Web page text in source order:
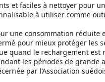
et faciles à nettoyer pour
à utiliser comme
une consommation réduite
pour mieux protéger les
quand le rechargement
les périodes de grande
par l’Association